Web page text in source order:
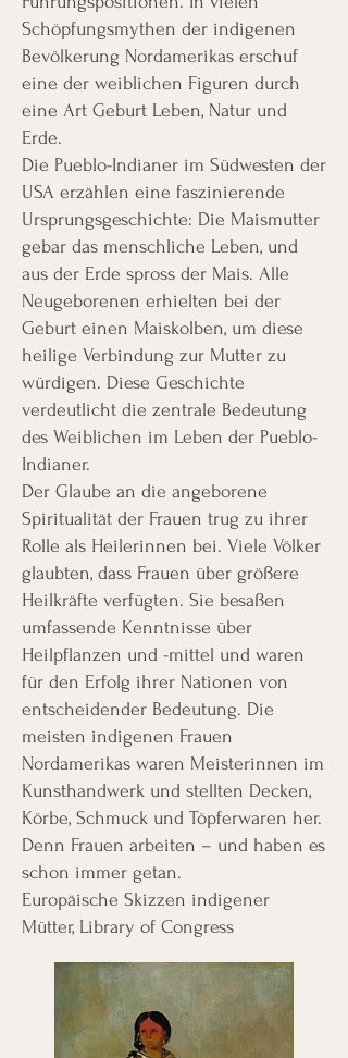
Schöpfungsmythen der indigenen
Bevölkerung Nordamerikas erschuf
eine der weiblichen Figuren durch
eine Art Geburt Leben, Natur und
Erde.
Die Pueblo-Indianer im Südwesten der
USA erzählen eine faszinierende
Ursprungsgeschichte: Die Maismutter
gebar das menschliche Leben, und
aus der Erde spross der Mais. Alle
Neugeborenen erhielten bei der
Geburt einen Maiskolben, um diese
heilige Verbindung zur Mutter zu
würdigen. Diese Geschichte
verdeutlicht die zentrale Bedeutung
des Weiblichen im Leben der Pueblo-
Indianer.
Der Glaube an die angeborene
Spiritualität der Frauen trug zu ihrer
Rolle als Heilerinnen bei. Viele Völker
glaubten, dass Frauen über größere
Heilkräfte verfügten. Sie besaßen
umfassende Kenntnisse über
Heilpflanzen und -mittel und waren
für den Erfolg ihrer Nationen von
entscheidender Bedeutung. Die
meisten indigenen Frauen
Nordamerikas waren Meisterinnen im
Kunsthandwerk und stellten Decken,
Körbe, Schmuck und Töpferwaren her.
Denn Frauen arbeiten – und haben es
schon immer getan.
Europäische Skizzen indigener
Mütter, Library of Congress